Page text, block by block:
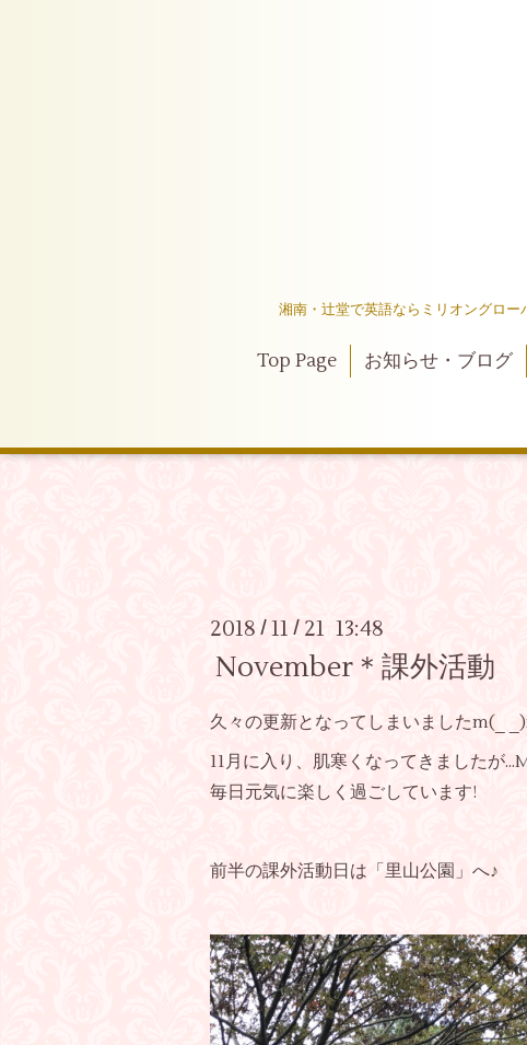
湘南・辻堂で英語ならミリオングロ
Top Page お知らせ・ブログ
2018 / 11 / 21 13:48
November＊課外活動
久々の更新となってしまいましたm(_
11月に入り、肌寒くなってきましたが
毎日元気に楽しく過ごしています!
前半の課外活動日は「里山公園」へ♪